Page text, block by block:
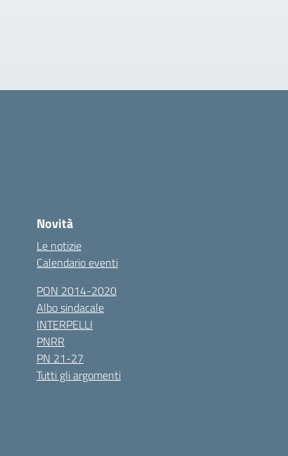
Novità
Le notizie
Calendario eventi
PON 2014-2020
Albo sindacale
INTERPELLI
PNRR
PN 21-27
Tutti gli argomenti